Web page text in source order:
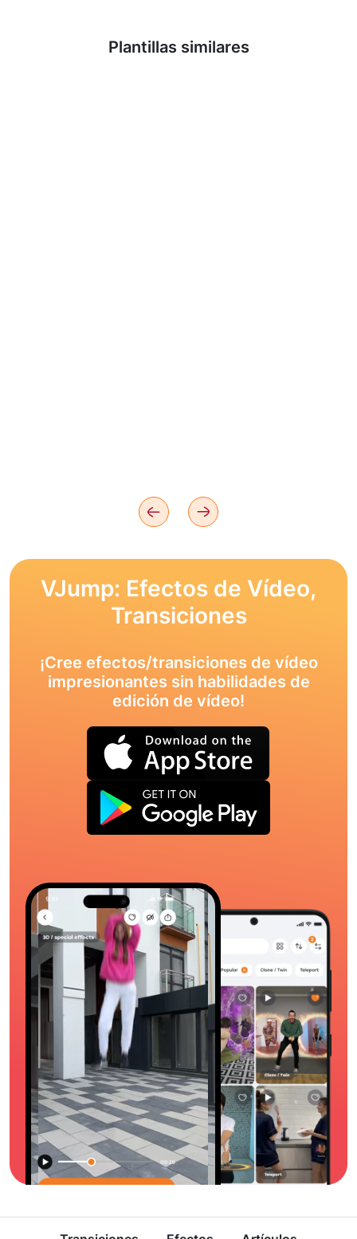
Plantillas similares
Saber más
VJump: Efectos de Vídeo,
Transiciones
¡Cree efectos/transiciones de vídeo
impresionantes sin habilidades de
edición de vídeo!